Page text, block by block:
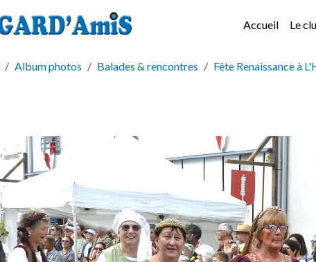
Accueil Le
Album photos Balades & rencontres Fête Renaissance à